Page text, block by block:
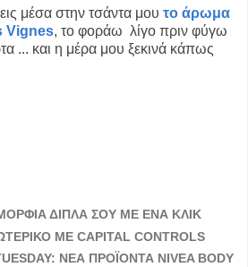
μέσα στην τσάντα μου το άρωμα
Vignes, το φοράω λίγο πριν φύγω
... και η μέρα μου ξεκινά κάπως
ΔΙΠΛΑ ΣΟΥ ΜΕ ΕΝΑ ΚΛΙΚ
ΜΕ CAPITAL CONTROLS
ΝΕΑ ΠΡΟΪΟΝΤΑ NIVEA BODY